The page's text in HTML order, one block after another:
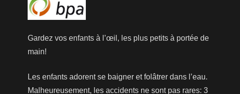
Gardez vos enfants à l’œil, les plus petits à portée de
main!
Les enfants adorent se baigner et folâtrer dans l’eau.
Malheureusement, les accidents ne sont pas rares: 3